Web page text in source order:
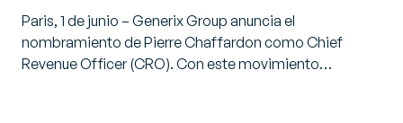
Paris, 1 de junio – Generix Group anuncia el
nombramiento de Pierre Chaffardon como Chief
Revenue Officer (CRO). Con este movimiento…